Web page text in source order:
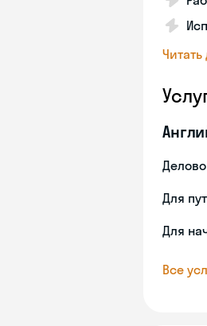
Для
Для
Все